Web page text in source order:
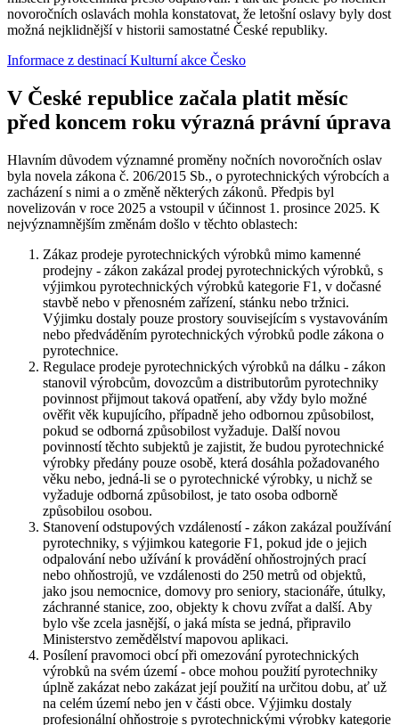
novoročních oslavách mohla konstatovat, že letošní oslavy byly dost
možná nejklidnější v historii samostatné České republiky.
Informace z destinacíKulturní akce Česko
V České republice začala platit měsíc
před koncem roku výrazná právní úprava
Hlavním důvodem významné proměny nočních novoročních oslav
byla novela zákona č. 206/2015 Sb., o pyrotechnických výrobcích a
zacházení s nimi a o změně některých zákonů. Předpis byl
novelizován v roce 2025 a vstoupil v účinnost 1. prosince 2025. K
nejvýznamnějším změnám došlo v těchto oblastech:
Zákaz prodeje pyrotechnických výrobků mimo kamenné
prodejny - zákon zakázal prodej pyrotechnických výrobků, s
výjimkou pyrotechnických výrobků kategorie F1, v dočasné
stavbě nebo v přenosném zařízení, stánku nebo tržnici.
Výjimku dostaly pouze prostory souvisejícím s vystavováním
nebo předváděním pyrotechnických výrobků podle zákona o
pyrotechnice.
Regulace prodeje pyrotechnických výrobků na dálku - zákon
stanovil výrobcům, dovozcům a distributorům pyrotechniky
povinnost přijmout taková opatření, aby vždy bylo možné
ověřit věk kupujícího, případně jeho odbornou způsobilost,
pokud se odborná způsobilost vyžaduje. Další novou
povinností těchto subjektů je zajistit, že budou pyrotechnické
výrobky předány pouze osobě, která dosáhla požadovaného
věku nebo, jedná-li se o pyrotechnické výrobky, u nichž se
vyžaduje odborná způsobilost, je tato osoba odborně
způsobilou osobou.
Stanovení odstupových vzdáleností - zákon zakázal používání
pyrotechniky, s výjimkou kategorie F1, pokud jde o jejich
odpalování nebo užívání k provádění ohňostrojných prací
nebo ohňostrojů, ve vzdálenosti do 250 metrů od objektů,
jako jsou nemocnice, domovy pro seniory, stacionáře, útulky,
záchranné stanice, zoo, objekty k chovu zvířat a další. Aby
bylo vše zcela jasnější, o jaká místa se jedná, připravilo
Ministerstvo zemědělství mapovou aplikaci.
Posílení pravomoci obcí při omezování pyrotechnických
výrobků na svém území - obce mohou použití pyrotechniky
úplně zakázat nebo zakázat její použití na určitou dobu, ať už
na celém území nebo jen v části obce. Výjimku dostaly
profesionální ohňostroje s pyrotechnickými výrobky kategorie